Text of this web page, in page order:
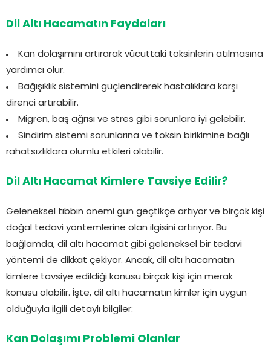
Dil Altı Hacamatın Faydaları
Kan dolaşımını artırarak vücuttaki toksinlerin atılmasına
yardımcı olur.
Bağışıklık sistemini güçlendirerek hastalıklara karşı
direnci artırabilir.
Migren, baş ağrısı ve stres gibi sorunlara iyi gelebilir.
Sindirim sistemi sorunlarına ve toksin birikimine bağlı
rahatsızlıklara olumlu etkileri olabilir.
Dil Altı Hacamat Kimlere Tavsiye Edilir?
Geleneksel tıbbın önemi gün geçtikçe artıyor ve birçok kişi
doğal tedavi yöntemlerine olan ilgisini artırıyor. Bu
bağlamda, dil altı hacamat gibi geleneksel bir tedavi
yöntemi de dikkat çekiyor. Ancak, dil altı hacamatın
kimlere tavsiye edildiği konusu birçok kişi için merak
konusu olabilir. İşte, dil altı hacamatın kimler için uygun
olduğuyla ilgili detaylı bilgiler:
Kan Dolaşımı Problemi Olanlar